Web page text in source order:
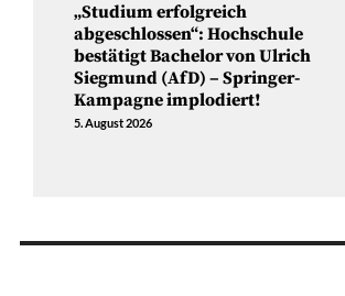
„Studium erfolgreich
abgeschlossen“: Hochschule
bestätigt Bachelor von Ulrich
Siegmund (AfD) – Springer-
Kampagne implodiert!
5. August 2026